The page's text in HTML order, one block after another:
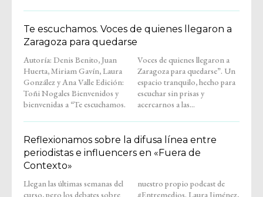
Te escuchamos. Voces de quienes llegaron a
Zaragoza para quedarse
Autoría: Denis Benito, Juan
Huerta, Miriam Gavín, Laura
González y Ana Valle Edición:
Toñi Nogales Bienvenidos y
bienvenidas a “Te escuchamos.
Voces de quienes llegaron a
Zaragoza para quedarse”. Un
espacio tranquilo, hecho para
escuchar sin prisas y
acercarnos a las...
Reflexionamos sobre la difusa línea entre
periodistas e influencers en «Fuera de
Contexto»
Llegan las últimas semanas del
curso, pero los debates sobre
nuestro propio podcast de
#Entremedios. Laura Jiménez,